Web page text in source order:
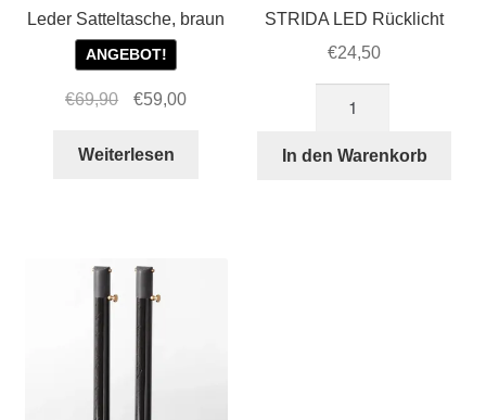
Leder Satteltasche, braun
ANGEBOT!
€69,90
Ursprünglicher
war:
€59,00Aktueller
Weiterlesen
STRIDA LED Rücklicht
€24,50
Rücklicht
In den Warenkorb